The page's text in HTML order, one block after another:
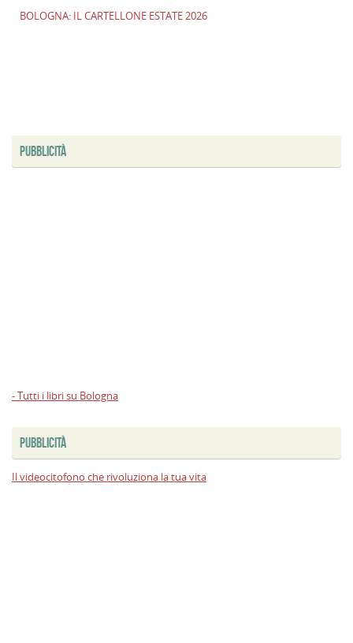
BOLOGNA: IL CARTELLONE ESTATE 2026
PUBBLICITÀ
- Tutti i libri su Bologna
PUBBLICITÀ
Il videocitofono che rivoluziona la tua vita